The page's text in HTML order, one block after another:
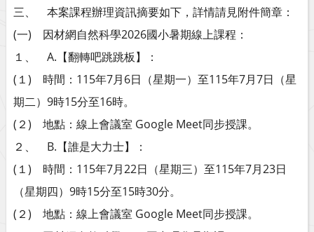
三、 本案課程辦理資訊摘要如下，詳情請見附件簡章：
(一) 因材網自然科學2026國小暑期線上課程：
１、 A.【翻轉吧跳跳板】：
(１) 時間：115年7月6日（星期一）至115年7月7日（星
期二）9時15分至16時。
(２) 地點：線上會議室 Google Meet同步授課。
２、 B.【誰是大力士】：
(１) 時間：115年7月22日（星期三）至115年7月23日
（星期四）9時15分至15時30分。
(２) 地點：線上會議室 Google Meet同步授課。